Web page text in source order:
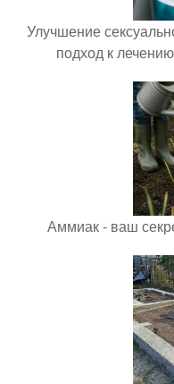
Улучшение
подход к
Аммиак - ваш